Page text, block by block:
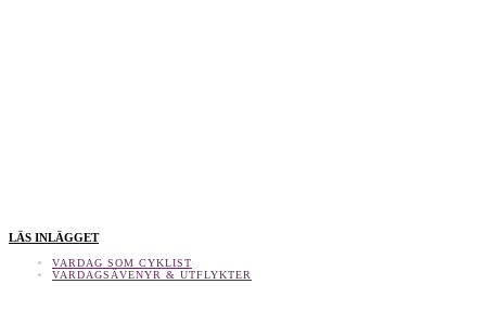
LÄS INLÄGGET
VARDAG SOM CYKLIST
VARDAGSÄVENYR & UTFLYKTER